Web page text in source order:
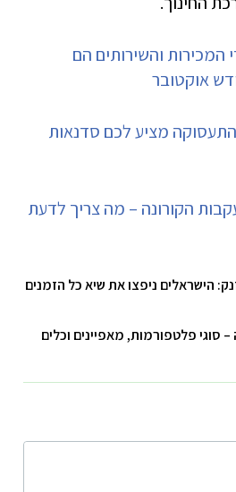
המכירות והשירותים הם
אוקטובר
מציע לכם סדנאות
הקורונה – מה צריך לדעת
הישראלים ניפצו את שיא כל הזמנים
פלטפורמות, מאפיינים וכלים